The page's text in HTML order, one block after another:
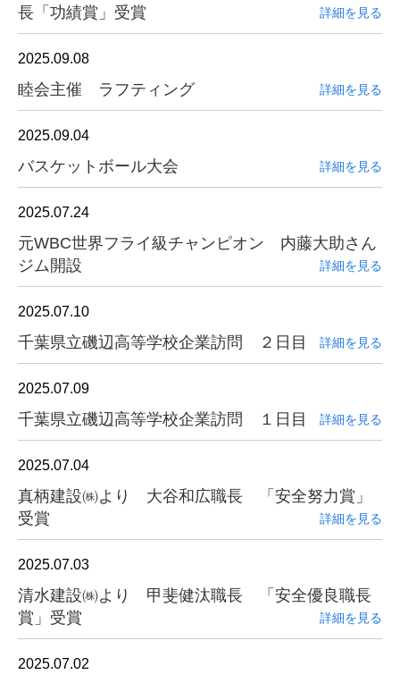
長「功績賞」受賞
詳細を見る
2025.09.08
睦会主催 ラフティング 詳細を見る
2025.09.04
バスケットボール大会 詳細を見る
2025.07.24
元WBC世界フライ級チャンピオン 内藤大助さん
ジム開設
詳細を見る
2025.07.10
千葉県立磯辺高等学校企業訪問 ２日目 詳細を見る
2025.07.09
千葉県立磯辺高等学校企業訪問 １日目 詳細を見る
2025.07.04
真柄建設㈱より 大谷和広職長 「安全努力賞」
受賞
詳細を見る
2025.07.03
清水建設㈱より 甲斐健汰職長 「安全優良職長
賞」受賞
詳細を見る
2025.07.02